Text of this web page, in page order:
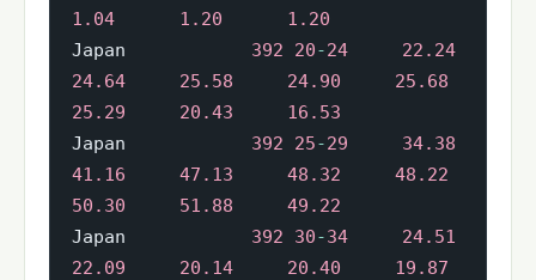
1.04
1.20
1.20
Japan 392 20-24
22.24
24.64
25.58 24.90
25.68
25.29
20.43
16.53
Japan 392 25-29
34.38
41.16
47.13 48.32
48.22
50.30
51.88
49.22
Japan 392 30-34
24.51
22.09
20.14 20.40
19.87